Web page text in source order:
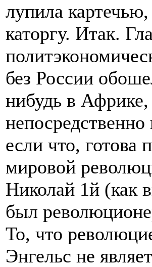
лупила
каторгу. Итак.
без России
нибудь в Африке,
если что, готова
мировой
Николай 1й (как
был
То, что
Энгельс не